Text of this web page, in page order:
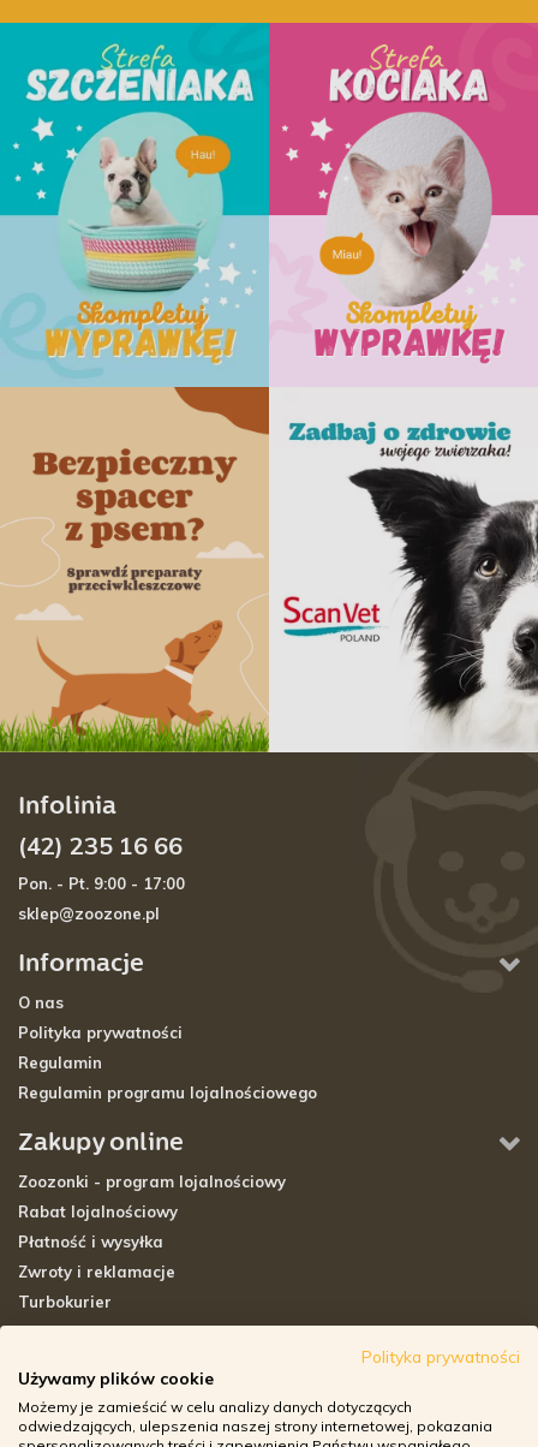
Informacje
O nas
Polityka prywatności
Regulamin
Regulamin programu lojalnościowego
Zakupy online
Zoozonki - program lojalnościowy
Rabat lojalnościowy
Płatność i wysyłka
Zwroty i reklamacje
Turbokurier
Adresy sklepów stacjonarnych
Godziny otwarcia sklepów
Infolinia
(42) 235 16 66
Pon. - Pt. 9:00 - 17:00
sklep@zoozone.pl
Polityka prywatności
Używamy plików cookie
Możemy je zamieścić w celu analizy danych dotyczących
odwiedzających, ulepszenia naszej strony internetowej, pokazania